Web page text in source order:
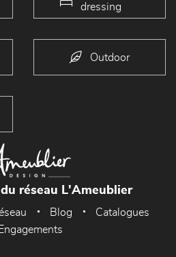
dressing
Outdoor
réseau L'Ameublier
Blog
Catalogues
Engagements